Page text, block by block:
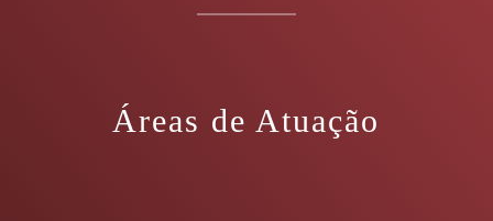
Áreas de Atuação